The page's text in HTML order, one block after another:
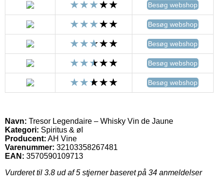
Besøg webshop
Besøg webshop
Besøg webshop
Besøg webshop
Besøg webshop
Navn: Tresor Legendaire – Whisky Vin de Jaune
Kategori: Spiritus & øl
Producent: AH Vine
Varenummer: 32103358267481
EAN: 3570590109713
Vurderet til 3.8 ud af 5 stjerner baseret på 34 anmeldelser